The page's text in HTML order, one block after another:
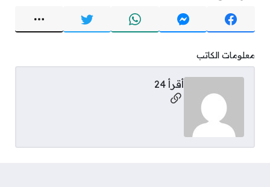
معلومات الكاتب
أقرأ 24
مواقع التواصل